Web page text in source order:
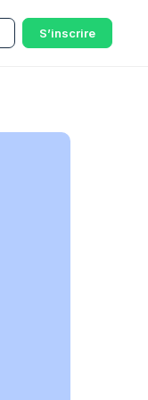
S’inscrire